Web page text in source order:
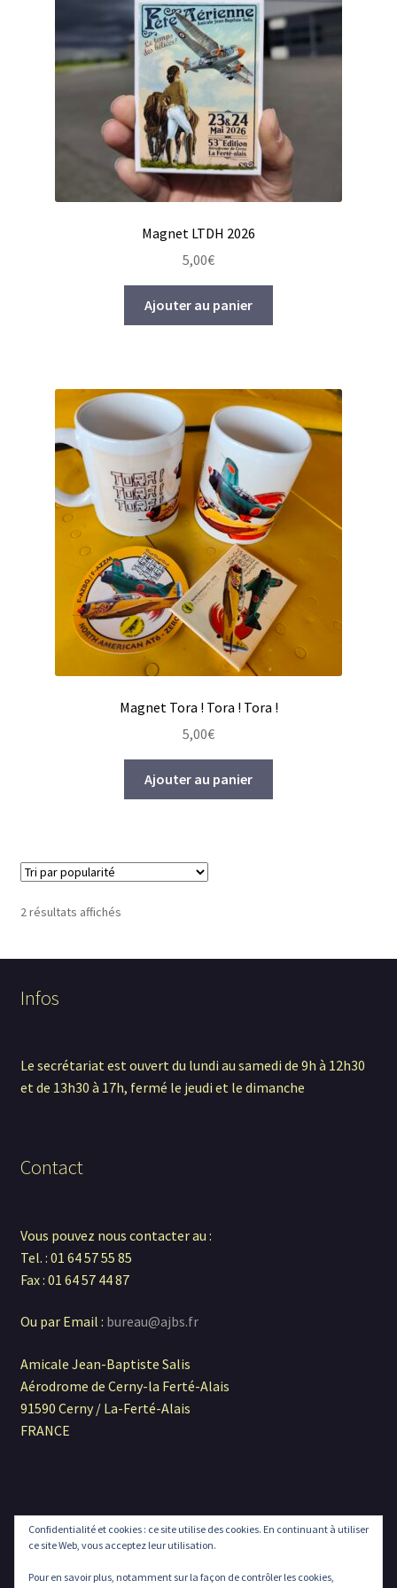
Batterie externe
Art de la table
Mon compte
Contact
Magnet LTDH 2026
5,00€
Ajouter au panier
Magnet Tora ! Tora ! Tora !
5,00€
Ajouter au panier
2 résultats affichésTrié
Infos
Le secrétariat est ouvert du lundi au samedi de 9h à 12h30
et de 13h30 à 17h, fermé le jeudi et le dimanche
Contact
Vous pouvez nous contacter au :
Tel. : 01 64 57 55 85
Fax : 01 64 57 44 87
Ou par Email : bureau@ajbs.fr
Amicale Jean-Baptiste Salis
Aérodrome de Cerny-la Ferté-Alais
91590 Cerny / La-Ferté-Alais
FRANCE
© Boutique AJBS 2026
Confidentialité et cookies : ce site utilise des cookies. En continuant à utiliser
ce site Web, vous acceptez leur utilisation.
Pour en savoir plus, notamment sur la façon de contrôler les cookies,